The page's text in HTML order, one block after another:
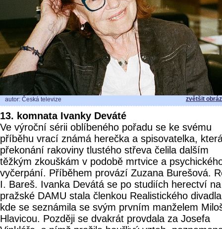
autor: Česká televize zvětšit
13. komnata Ivanky Deváté
Ve výroční sérii oblíbeného pořadu se ke svému
příběhu vrací známá herečka a spisovatelka,
překonání rakoviny tlustého střeva čelila dalším
těžkým zkouškám v podobě mrtvice a
vyčerpání. Příběhem provází Zuzana Burešová.
I. Bareš. Ivanka Devátá se po studiích herectví na
pražské DAMU stala členkou Realistického
kde se seznámila se svým prvním manželem
Hlavicou. Později se dvakrát provdala za Josefa